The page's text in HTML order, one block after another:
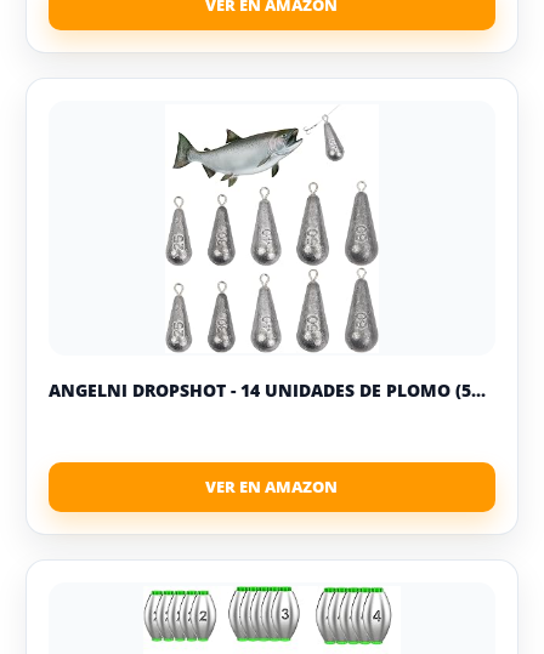
ANGELNI DROPSHOT - 14 UNIDADES DE PLOMO (5...